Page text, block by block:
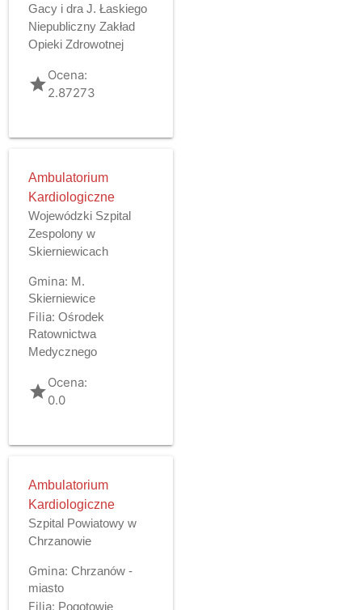
Gacy i dra J. Łaskiego
Niepubliczny Zakład
Opieki Zdrowotnej
gradeOcena:
2.87273
Ambulatorium
Kardiologiczne
Wojewódzki Szpital
Zespolony w
Skierniewicach
Gmina: M.
Skierniewice
Filia: Ośrodek
Ratownictwa
Medycznego
gradeOcena:
0.0
Ambulatorium
Kardiologiczne
Szpital Powiatowy w
Chrzanowie
Gmina: Chrzanów -
miasto
Filia: Pogotowie